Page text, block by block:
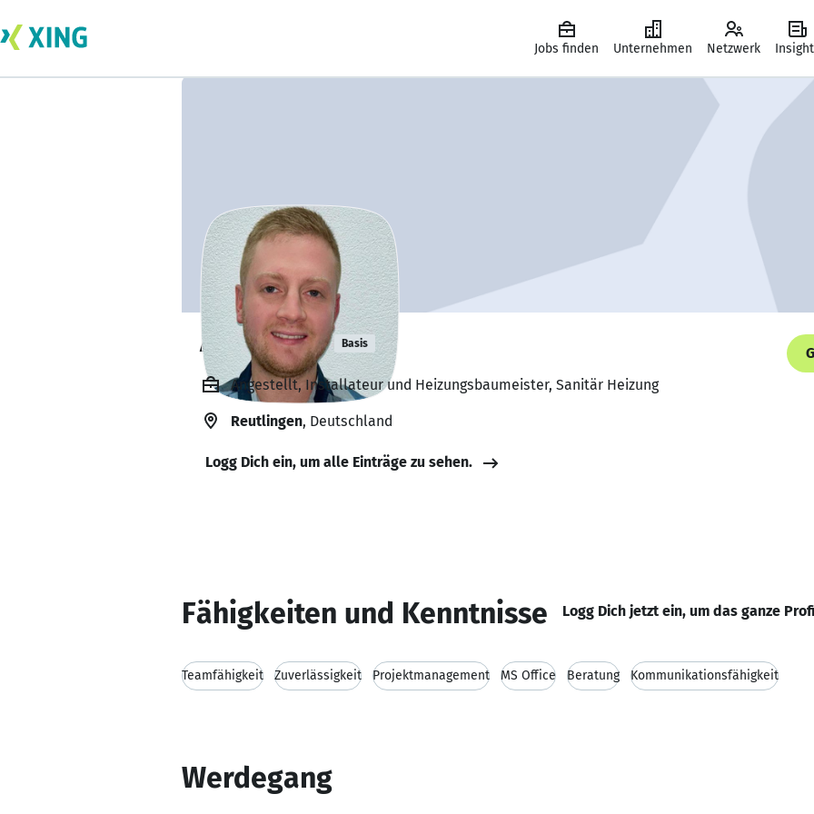
Jobs finden Unternehmen Netzwerk
Artur Brem Basis
Angestellt, Installateur und Heizungsbaumeister, Sanitär Heizung
Reutlingen, Deutschland
Logg Dich ein, um alle Einträge zu sehen.
Fähigkeiten und Kenntnisse Logg Dich jetzt ein, um das ganze
Teamfähigkeit Zuverlässigkeit Projektmanagement MS Office Beratung Kommunikationsfähigkeit
Werdegang